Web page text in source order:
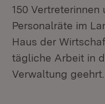
150
Personalräte im
Haus der
tägliche Arbeit in
Verwaltung geehrt.